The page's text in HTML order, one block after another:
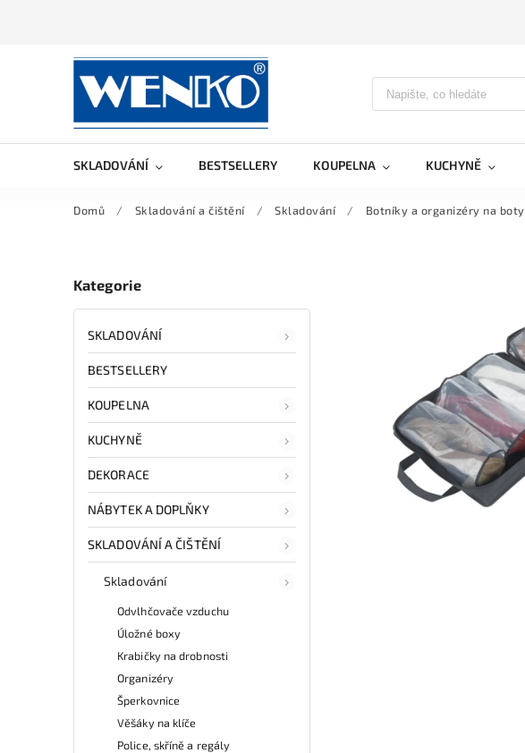
SKLADOVÁNÍ BESTSELLERY KOUPELNA KUCHYNĚ
Domů / Skladování a čištění / Skladování / Botníky a organizéry na boty
Kategorie
SKLADOVÁNÍ
BESTSELLERY
KOUPELNA
KUCHYNĚ
DEKORACE
NÁBYTEK A DOPLŇKY
SKLADOVÁNÍ A ČIŠTĚNÍ
Skladování
Odvlhčovače vzduchu
Úložné boxy
Krabičky na drobnosti
Organizéry
Šperkovnice
Věšáky na klíče
Police, skříně a regály